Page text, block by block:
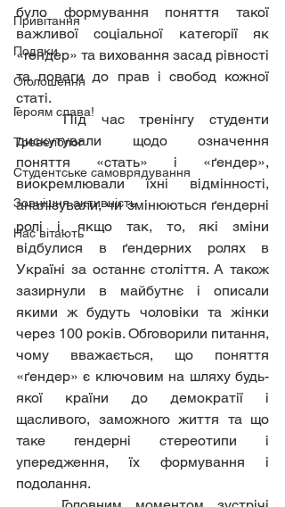
Привітання
Подяки
Оголошення
Героям слава!
Тревелблог
Студентське самоврядування
Зовнішня активність
Нас вітають
було формування поняття такої
важливої соціальної категорії як
«гендер» та виховання засад рівності
та поваги до прав і свобод кожної
статі.
	Під час тренінгу студенти
дискутували щодо означення
поняття «стать» і «ґендер»,
виокремлювали їхні відмінності,
аналізували, чи змінюються ґендерні
ролі і, якщо так, то, які зміни
відбулися в ґендерних ролях в
Україні за останнє століття. А також
зазирнули в майбутнє і описали
якими ж будуть чоловіки та жінки
через 100 років. Обговорили питання,
чому вважається, що поняття
«ґендер» є ключовим на шляху будь-
якої країни до демократії і
щасливого, заможного життя та що
таке гендерні стереотипи і
упередження, їх формування і
подолання.